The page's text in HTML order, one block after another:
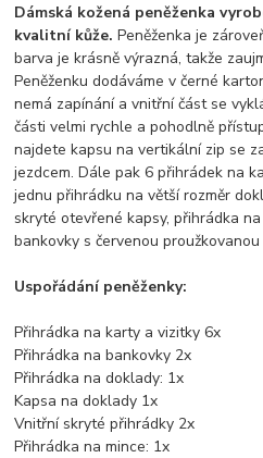
Dámská kožená peněženka
kvalitní kůže. Peněženka je
barva je krásně výrazná, takže
Peněženku dodáváme v černé
nemá zapínání a vnitřní část se
části velmi rychle a pohodlně
najdete kapsu na vertikální zip se
jezdcem. Dále pak 6 přihrádek na
jednu přihrádku na větší rozměr
skryté otevřené kapsy, přihrádka
bankovky s červenou
Uspořádání peněženky:
Přihrádka na karty a vizitky 6x
Přihrádka na bankovky 2x
Přihrádka na doklady: 1x
Kapsa na doklady 1x
Vnitřní skryté přihrádky 2x
Přihrádka na mince: 1x